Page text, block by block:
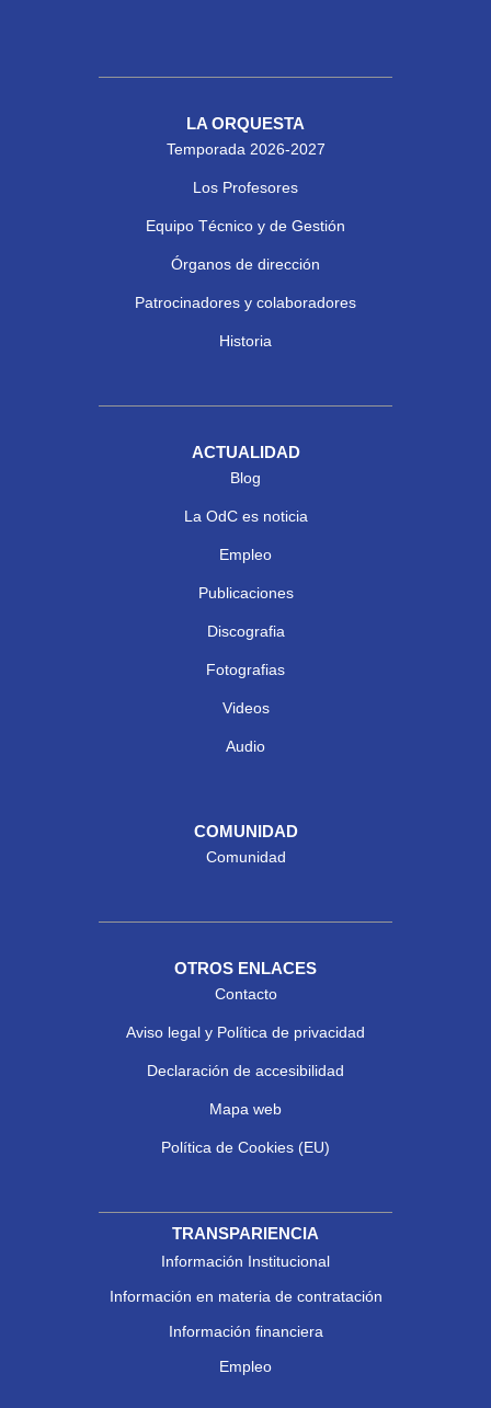
LA ORQUESTA
Temporada 2026-2027
Los Profesores
Equipo Técnico y de Gestión
Órganos de dirección
Patrocinadores y colaboradores
Historia
ACTUALIDAD
Blog
La OdC es noticia
Empleo
Publicaciones
Discografia
Fotografias
Videos
Audio
COMUNIDAD
Comunidad
OTROS ENLACES
Contacto
Aviso legal y Política de privacidad
Declaración de accesibilidad
Mapa web
Política de Cookies (EU)
TRANSPARIENCIA
Información Institucional
Información en materia de contratación
Información financiera
Empleo